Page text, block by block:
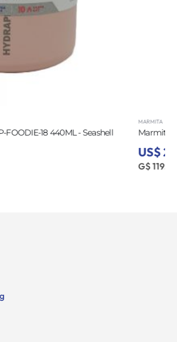
HP-FOODIE-18 440ML - Lavender